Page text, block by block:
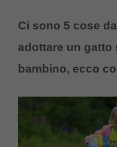
Ci sono 5 cose
adottare un gatto
bambino, ecco